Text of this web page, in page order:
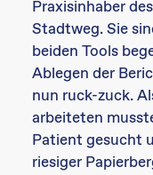
Praxisinhaber
Stadtweg. Sie
beiden Tools
Ablegen der
nun ruck-zuck.
arbeiteten
Patient gesucht
riesiger